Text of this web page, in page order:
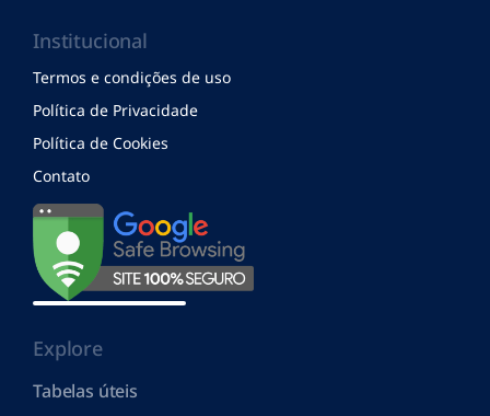
Institucional
Termos e condições de uso
Política de Privacidade
Política de Cookies
Contato
Explore
Tabelas úteis